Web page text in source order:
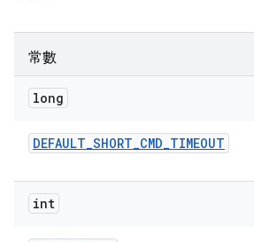
常數
long
DEFAULT_SHORT_CMD_TIMEOUT
int